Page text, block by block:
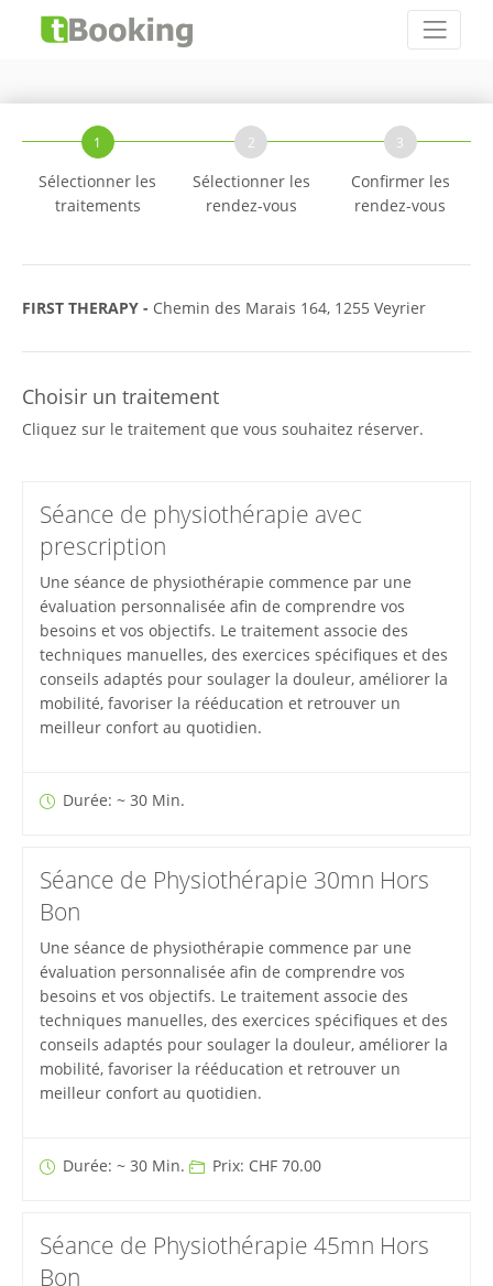
1
Sélectionner les
traitements
2
Sélectionner les
rendez-vous
3
Confirmer les
rendez-vous
FIRST THERAPY - Chemin des Marais 164, 1255 Veyrier
Choisir un traitement
Cliquez sur le traitement que vous souhaitez réserver.
Séance de physiothérapie avec
prescription
Une séance de physiothérapie commence par une
évaluation personnalisée afin de comprendre vos
besoins et vos objectifs. Le traitement associe des
techniques manuelles, des exercices spécifiques et des
conseils adaptés pour soulager la douleur, améliorer la
mobilité, favoriser la rééducation et retrouver un
meilleur confort au quotidien.
Durée: ~ 30 Min.
Séance de Physiothérapie 30mn Hors
Bon
Une séance de physiothérapie commence par une
évaluation personnalisée afin de comprendre vos
besoins et vos objectifs. Le traitement associe des
techniques manuelles, des exercices spécifiques et des
conseils adaptés pour soulager la douleur, améliorer la
mobilité, favoriser la rééducation et retrouver un
meilleur confort au quotidien.
Durée: ~ 30 Min. Prix: CHF 70.00
Séance de Physiothérapie 45mn Hors
Bon